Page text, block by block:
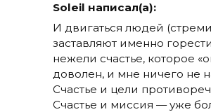
Soleil написал(а):
И двигаться людей
заставляют именно
нежели счастье, которое
доволен, и мне ничего не
Счастье и цели
Счастье и миссия — уже